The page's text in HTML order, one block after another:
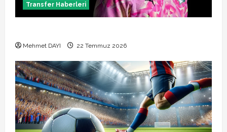
Transfer Haberleri
Mehmet DAYI 22 Temmuz 2026